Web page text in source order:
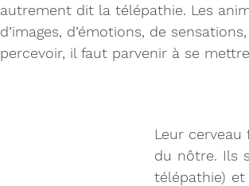
autrement dit la télépathie. Les
d’images, d’émotions, de
percevoir, il faut parvenir à se
Leur
du nôtre. Ils
télépathie)